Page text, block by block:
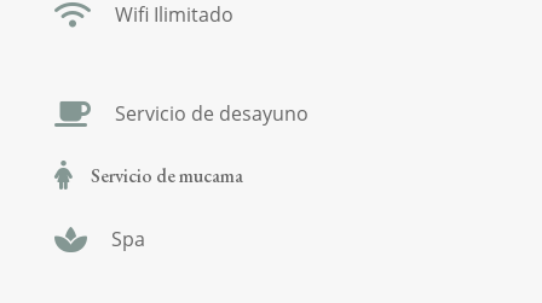
Wifi Ilimitado
Servicio de desayuno
Servicio de mucama
Spa